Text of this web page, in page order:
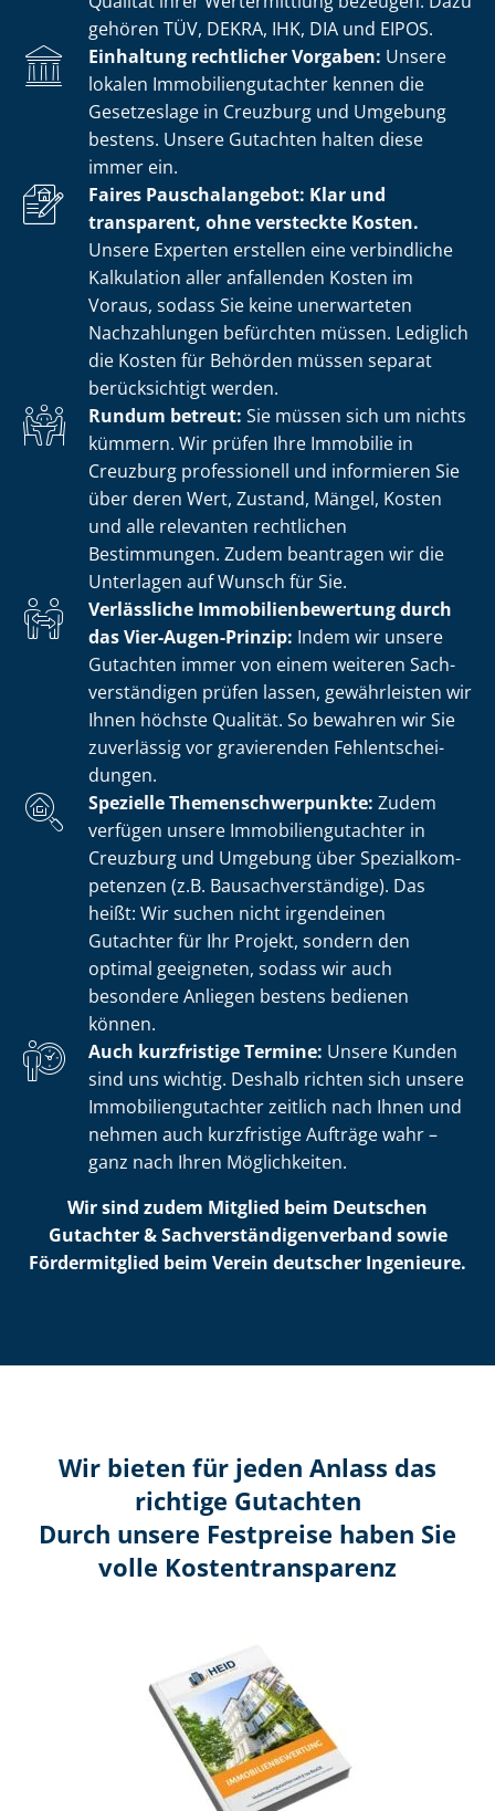
gehören TÜV, DEKRA, IHK, DIA und EIPOS.
Einhaltung rechtlicher Vorgaben: Unsere
lokalen Im­mo­bi­li­en­gut­ach­ter kennen die
Gesetzeslage in Creuzburg und Umgebung
bestens. Unsere Gutachten halten diese
immer ein.
Faires Pauschalangebot: Klar und
transparent, ohne versteckte Kosten.
Unsere Experten erstellen eine verbindliche
Kalkulation aller anfallenden Kosten im
Voraus, sodass Sie keine unerwarteten
Nachzahlungen befürchten müssen. Lediglich
die Kosten für Behörden müssen separat
berücksichtigt werden.
Rundum betreut: Sie müssen sich um nichts
kümmern. Wir prüfen Ihre Immobilie in
Creuzburg professionell und informieren Sie
über deren Wert, Zustand, Mängel, Kosten
und alle relevanten rechtlichen
Bestimmungen. Zudem beantragen wir die
Unterlagen auf Wunsch für Sie.
Verlässliche Im­mo­bi­li­en­be­wer­tung durch
das Vier-Augen-Prinzip: Indem wir unsere
Gutachten immer von einem weiteren Sach­
ver­stän­di­gen prüfen lassen, gewährleisten wir
Ihnen höchste Qualität. So bewahren wir Sie
zuverlässig vor gravierenden Fehl­ent­schei­
dun­gen.
Spezielle The­men­schwer­punk­te: Zudem
verfügen unsere Im­mo­bi­li­en­gut­ach­ter in
Creuzburg und Umgebung über Spe­zi­al­kom­
pe­ten­zen (z.B. Bau­sach­ver­stän­di­ge). Das
heißt: Wir suchen nicht irgendeinen
Gutachter für Ihr Projekt, sondern den
optimal geeigneten, sodass wir auch
besondere Anliegen bestens bedienen
können.
Auch kurzfristige Termine: Unsere Kunden
sind uns wichtig. Deshalb richten sich unsere
Im­mo­bi­li­en­gut­ach­ter zeitlich nach Ihnen und
nehmen auch kurzfristige Aufträge wahr –
ganz nach Ihren Möglichkeiten.
Wir sind zudem Mitglied beim Deutschen
Gutachter & Sach­ver­stän­di­gen­ver­band sowie
Fördermitglied beim Verein deutscher Ingenieure.
Wir bieten für jeden Anlass das
richtige Gutachten
Durch unsere Festpreise haben Sie
volle Kosten­transparenz